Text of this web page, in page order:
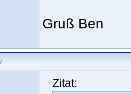
Gruß Ben
Zitat: